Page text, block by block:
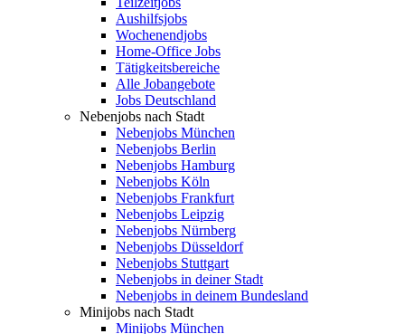
Aushilfsjobs
Wochenendjobs
Home-Office Jobs
Tätigkeitsbereiche
Alle Jobangebote
Jobs Deutschland
Nebenjobs nach Stadt
Nebenjobs München
Nebenjobs Berlin
Nebenjobs Hamburg
Nebenjobs Köln
Nebenjobs Frankfurt
Nebenjobs Leipzig
Nebenjobs Nürnberg
Nebenjobs Düsseldorf
Nebenjobs Stuttgart
Nebenjobs in deiner Stadt
Nebenjobs in deinem Bundesland
Minijobs nach Stadt
Minijobs München